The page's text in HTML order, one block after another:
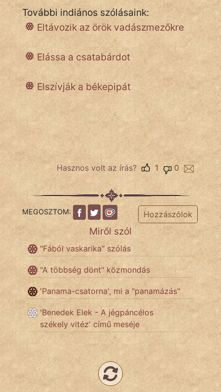
pszichopati
szegény legény
Hoffer Botond
szemfüles
További indiános szólásaink:
Eltávozik az örök vadászmezőkre
Elássa a csatabárdot
Elszívják a békepipát
Hasznos volt az írás? 0
1
MEGOSZTOM: Hozzászólok
Miről szól
"Fából vaskarika" szólás
"A többség dönt" közmondás
'Panama-csatorna', mi a "panamázás"
'Benedek Elek - A jégpáncélos
székely vitéz' című meséje